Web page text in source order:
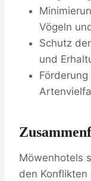
Vögeln
Schutz
und
Möwenhotels
den Konflikten